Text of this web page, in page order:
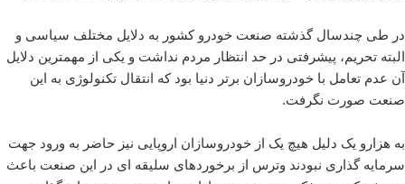
در طی چندسال گذشته صنعت خودرو کشور به دلایل مختلف سیاسی و
البته تحریم، پیشرفتی در حد انتظار مردم نداشت و یکی از مهمترین دلایل
آن عدم تعامل با خودروسازان برتر دنیا بود که انتقال تکنولوژی به این
صنعت صورت نگرفت.
به هزارو یک دلیل هیچ یک از خودروسازان اروپایی نیز حاضر به ورود جهت
سرمایه گذاری نبودند وترس از برخوردهای سلیقه ای در این صنعت باعث